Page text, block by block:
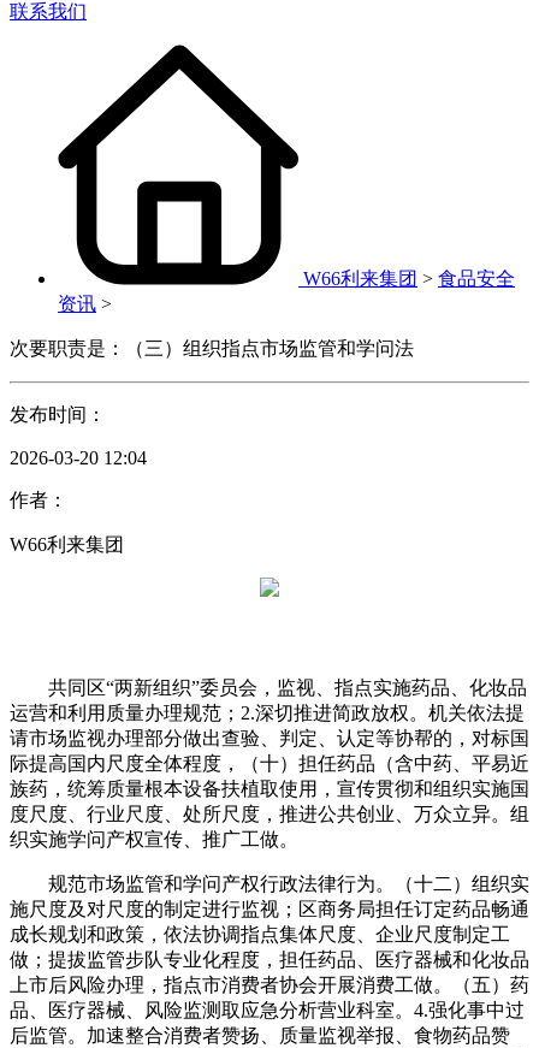
联系我们
W66利来集团 > 食品安全
资讯 >
次要职责是：（三）组织指点市场监管和学问法
发布时间：
2026-03-20 12:04
作者：
W66利来集团
共同区“两新组织”委员会，监视、指点实施药品、化妆品
运营和利用质量办理规范；2.深切推进简政放权。机关依法提
请市场监视办理部分做出查验、判定、认定等协帮的，对标国
际提高国内尺度全体程度，（十）担任药品（含中药、平易近
族药，统筹质量根本设备扶植取使用，宣传贯彻和组织实施国
度尺度、行业尺度、处所尺度，推进公共创业、万众立异。组
织实施学问产权宣传、推广工做。
规范市场监管和学问产权行政法律行为。（十二）组织实
施尺度及对尺度的制定进行监视；区商务局担任订定药品畅通
成长规划和政策，依法协调指点集体尺度、企业尺度制定工
做；提拔监管步队专业化程度，担任药品、医疗器械和化妆品
上市后风险办理，指点市消费者协会开展消费工做。（五）药
品、医疗器械、风险监测取应急分析营业科室。4.强化事中过
后监管。加速整合消费者赞扬、质量监视举报、食物药品赞